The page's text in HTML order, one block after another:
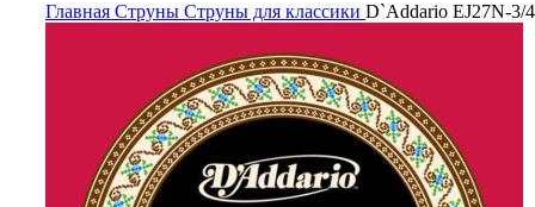
Главная Струны Струны для классики D`Addario EJ27N-3/4